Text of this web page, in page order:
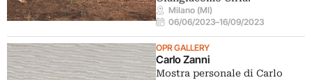
Milano (MI)
06/06/2023–16/09/2023
OPR GALLERY
Carlo Zanni
Mostra personale di Carlo